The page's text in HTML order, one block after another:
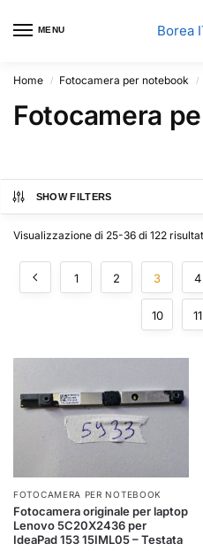
MENU Borea
Home / Fotocamera per notebook /
Fotocamera
SHOW FILTERS
Visualizzazione di 25-36 di 122
1 2 3 4
10 11
FOTOCAMERA PER NOTEBOOK
Fotocamera originale per laptop
Lenovo 5C20X2436 per
IdeaPad 153 15IML05 – Testata